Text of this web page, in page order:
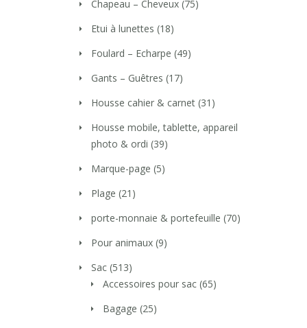
Chapeau – Cheveux (75)
Etui à lunettes (18)
Foulard – Echarpe (49)
Gants – Guêtres (17)
Housse cahier & carnet (31)
Housse mobile, tablette, appareil
photo & ordi (39)
Marque-page (5)
Plage (21)
porte-monnaie & portefeuille (70)
Pour animaux (9)
Sac (513)
Accessoires pour sac (65)
Bagage (25)